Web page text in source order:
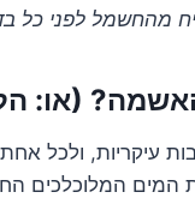
מהחשמל לפני כל
עיקריות, ולכל
המלוכלכים